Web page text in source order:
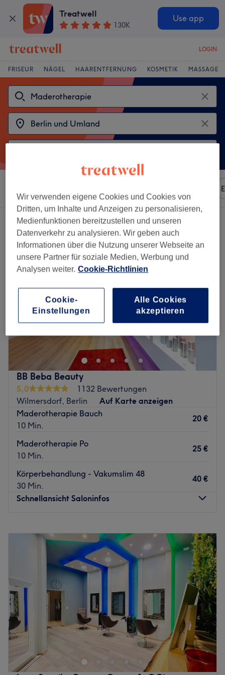
Treatwell
130K
Use app
LOGIN
FRISEUR NÄGEL HAARENTFERNUNG KOSMETIK MASSAGE
2 Salons die anbieten:maderotherapie in Berlin und Umland
BB Beba Beauty
5,0
1132 Bewertungen
Wilmersdorf, Berlin
Auf Karte anzeigen
Maderotherapie Bauch
10 Min.
20 €
Maderotherapie Po
10 Min.
25 €
Körperbehandlung - Vakumslim 48
30 Min.
40 €
Schnellansicht Saloninfos
Dienstag
10:00 –18:30
Mittwoch
10:00 –18:30
Donnerstag
18:30
18:30
Samstag
10:00
16:00
Geschlossen
Das Beba Beauty in der Konstanzer Straße 63 ist ein
kleiner und feiner Beautysalon in unmittelbarer Nähe zum
Olivaer Platz. Hier setzt sich die sympathische Inhaberin
Cvetana jeden Tag auf neue das Ziel, nur glückliche
Kundinnen aus ihren Behandlungen zu entlassen. Buche
Wir verwenden eigene Cookies und Cookies von
Dritten, um Inhalte und Anzeigen zu personalisieren,
Medienfunktionen bereitzustellen und unseren
Datenverkehr zu analysieren. Wir geben auch
Informationen über die Nutzung unserer Webseite an
unsere Partner für soziale Medien, Werbung und
Analysen weiter. Cookie-Richtlinien
Cookie-
Einstellungen
Alle Cookies
akzeptieren